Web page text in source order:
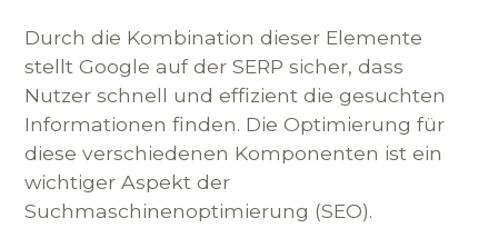
Durch die Kombination dieser Elemente
stellt Google auf der SERP sicher, dass
Nutzer schnell und effizient die gesuchten
Informationen finden. Die Optimierung für
diese verschiedenen Komponenten ist ein
wichtiger Aspekt der
Suchmaschinenoptimierung (SEO).